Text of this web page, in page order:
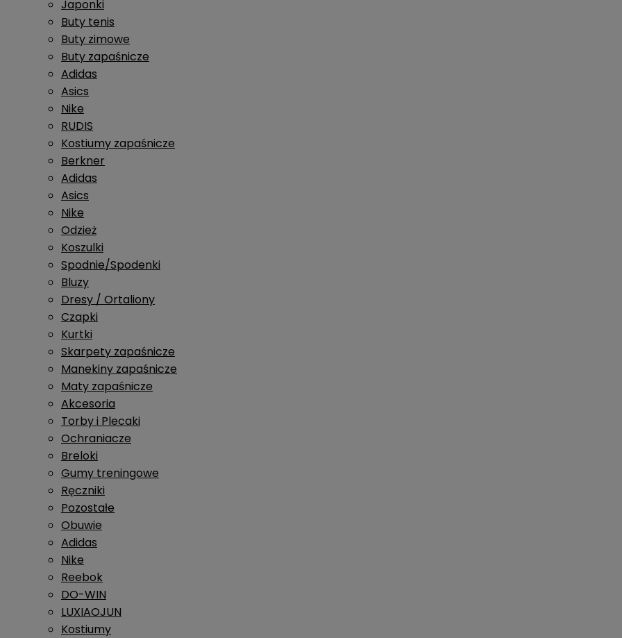
Japonki
Buty tenis
Buty zimowe
Buty zapaśnicze
Adidas
Asics
Nike
RUDIS
Kostiumy zapaśnicze
Berkner
Adidas
Asics
Nike
Odzież
Koszulki
Spodnie/Spodenki
Bluzy
Dresy / Ortaliony
Czapki
Kurtki
Skarpety zapaśnicze
Manekiny zapaśnicze
Maty zapaśnicze
Akcesoria
Torby i Plecaki
Ochraniacze
Breloki
Gumy treningowe
Ręczniki
Pozostałe
Obuwie
Adidas
Nike
Reebok
DO-WIN
LUXIAOJUN
Kostiumy